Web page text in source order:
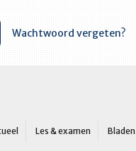
Wachtwoord vergeten?
Les & examen Bladen